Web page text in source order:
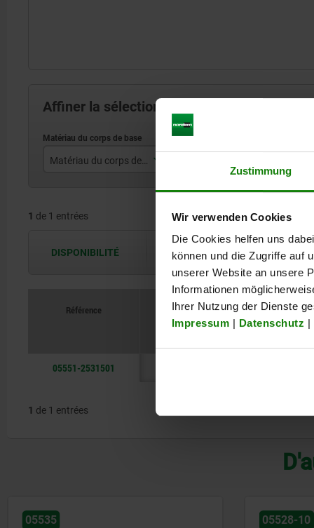
Zustimmung
Wir verwenden Cookies
Die Cookies helfen uns
können und die Zugriffe auf
unserer Website an unsere
Informationen
Ihrer Nutzung der Dienste
Impressum | Datenschutz |
Affiner la sélection des articles
Matériau du corps de base
B
1 de 1 entrées
DISPONIBILITÉ Les disponibilités sont actualisées
Référence
Matériau du corps de base
05551-2531501
1 de 1 entrées
05528-10 05527-